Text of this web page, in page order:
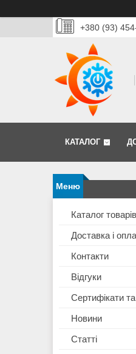
+380 (93)
КАТАЛОГ
Каталог товарів
Доставка і
Контакти
Відгуки
Сертифікати та
Новини
Статті